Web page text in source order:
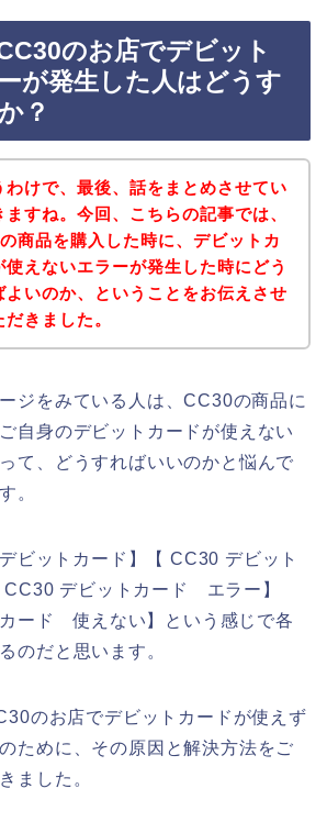
のお店でデビット
が発生した人はどうす
？
わけで、最後、話をまとめさせてい
ますね。今回、こちらの記事では、
商品を購入した時に、デビットカ
使えないエラーが発生した時にどう
よいのか、ということをお伝えさせ
きました。
ジをみている人は、CC30の商品に
自身のデビットカードが使えない
て、どうすればいいのかと悩んで
。
ビットカード】【 CC30 デビット
デビットカード エラー】
カード 使えない】という感じで各
のだと思います。
のお店でデビットカードが使えず
ために、その原因と解決方法をご
ました。